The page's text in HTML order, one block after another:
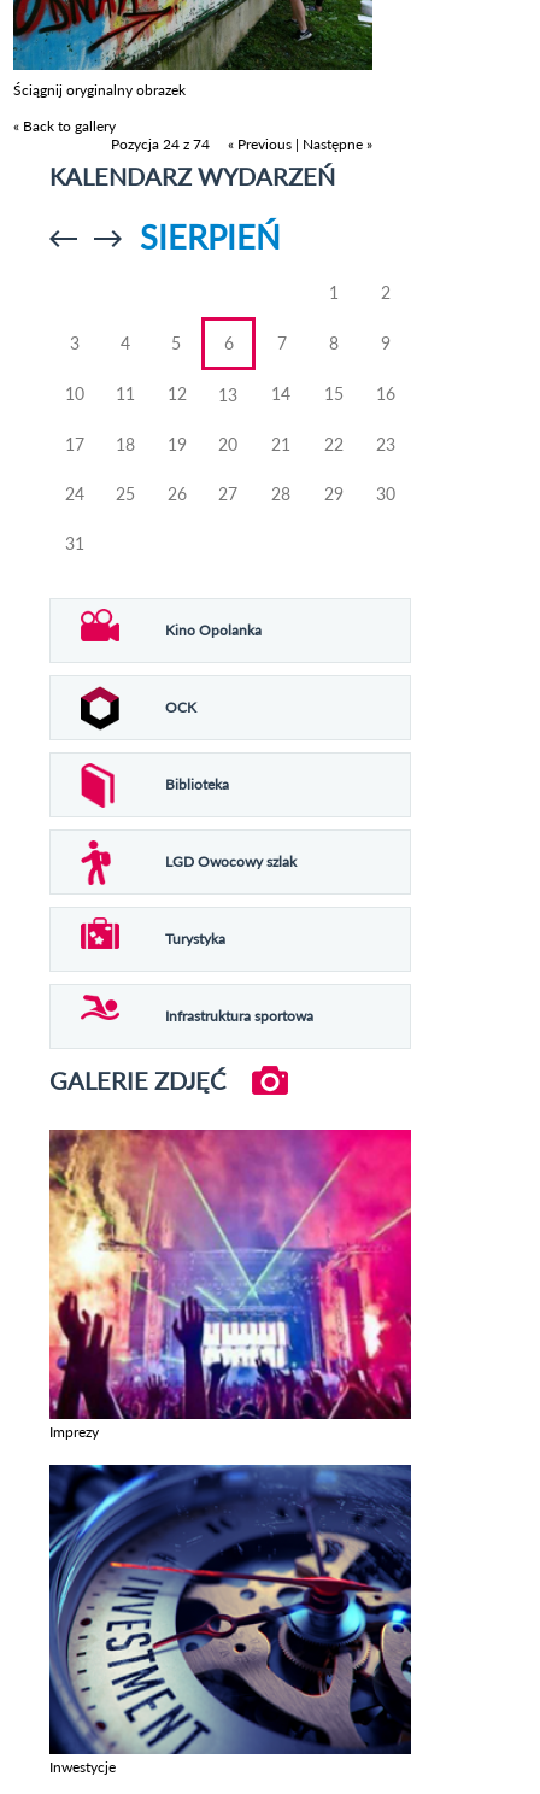
Ściągnij oryginalny obrazek
« Back to gallery
Pozycja 24 z 74
« Previous | Następne »
KALENDARZ WYDARZEŃ
Przejdź doPrzejdź do
SIERPIEŃ
1 2
3 4 5 6 7 8 9
10 11 12 13 14 15 16
17 18 19 20 21 22 23
24 25 26 27 28 29 30
31
Kino Opolanka
OCK
Biblioteka
LGD Owocowy szlak
Turystyka
Infrastruktura sportowa
GALERIE ZDJĘĆ
Imprezy
Inwestycje